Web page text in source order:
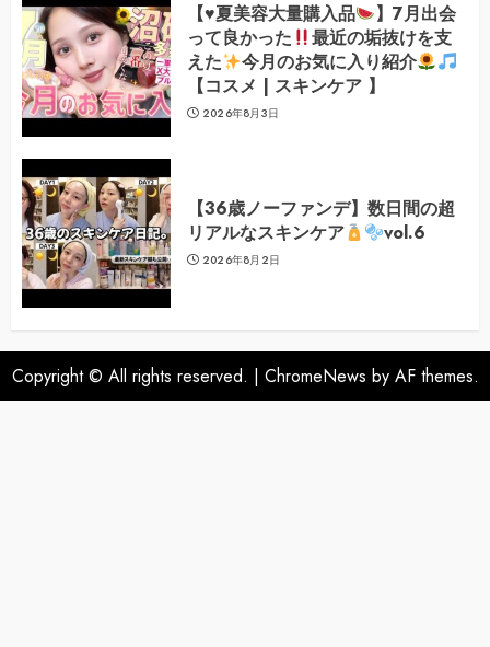
【♥️夏美容大量購入品
】7月出会
って良かった
最近の垢抜けを支
えた
今月のお気に入り紹介
【コスメ | スキンケア 】
2026年8月3日
【36歳ノーファンデ】数日間の超
リアルなスキンケア
vol.6
2026年8月2日
Copyright © All rights reserved. | ChromeNews by AF themes.